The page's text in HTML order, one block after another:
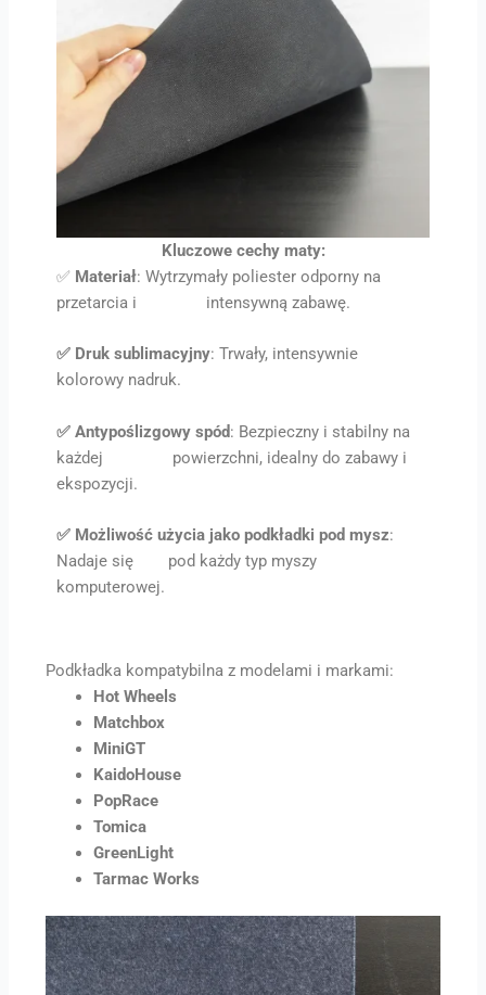
Kluczowe cechy maty:
✅ Materiał: Wytrzymały poliester odporny na
przetarcia i intensywną zabawę.
✅ Druk sublimacyjny: Trwały, intensywnie
kolorowy nadruk.
✅ Antypoślizgowy spód: Bezpieczny i stabilny na
każdej powierzchni, idealny do zabawy i
ekspozycji.
✅ Możliwość użycia jako podkładki pod mysz:
Nadaje się pod każdy typ myszy
komputerowej.
Podkładka kompatybilna z modelami i markami:
Hot Wheels
Matchbox
MiniGT
KaidoHouse
PopRace
Tomica
GreenLight
Tarmac Works